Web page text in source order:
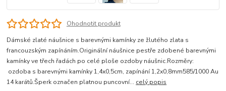
Ohodnotit produkt
Dámské zlaté náušnice s barevnými kamínky ze žlutého zlata s
francouzským zapínáním.Originální náušnice pestře zdobené barevnými
kamínky ve třech řadách po celé ploše ozdoby náušnic.Rozměry:
ozdoba s barevnými kamínky 1,4x0,5cm, zapínání 1,2x0,8mm585/1000 Au
14 karátů.Šperk označen platnou puncovní... celý popis